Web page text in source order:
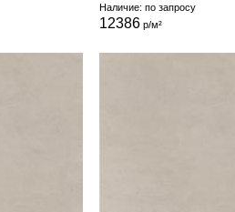
Наличие: по запросу
12386 р/м²